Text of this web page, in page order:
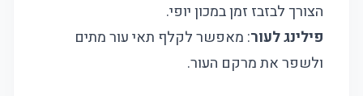
הצורך לבזבז זמן במכון יופי.
פילינג לעור: מאפשר לקלף תאי עור מתים
ולשפר את מרקם העור.